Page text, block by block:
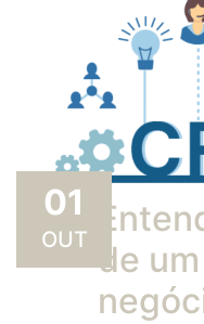
01
OUT de